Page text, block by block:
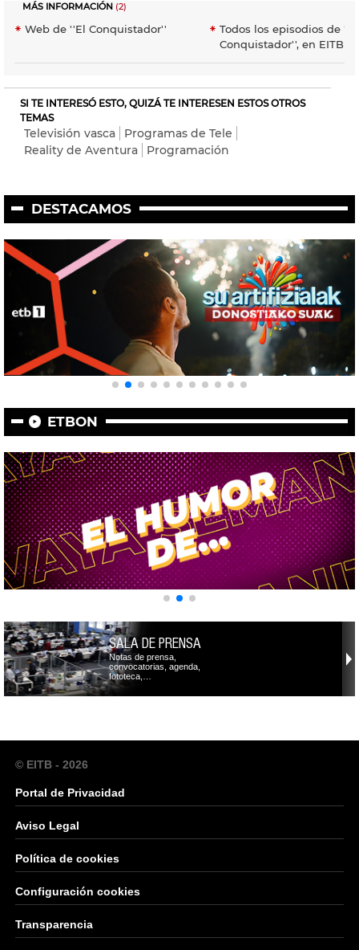
MÁS INFORMACIÓN (2)
Web de ''El Conquistador''
Todos los episodios de ''El
Conquistador'', en EITB A
SI TE INTERESÓ ESTO, QUIZÁ TE INTERESEN ESTOS OTROS
TEMAS
Televisión vasca
Programas de Tele
Reality de Aventura
Programación
DESTACAMOS
ETBON
SALA DE PRENSA
Notas de prensa,
convocatorias, agenda,
fototeca,…
© EITB - 2026
Portal de Privacidad
Aviso Legal
Política de cookies
Configuración cookies
Transparencia